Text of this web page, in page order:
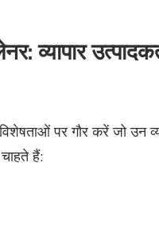
व्यापार
पर गौर करें जो उन
हैं: